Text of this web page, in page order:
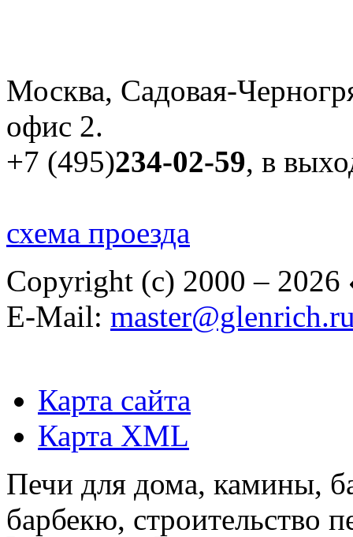
Москва, Садовая-
офис 2.
+7 (495)234-02-59, в
схема проезда
Copyright (c) 2000 – 2026
E-Mail:
Карта сайта
Карта XML
Печи для дома, камины,
барбекю, строительство